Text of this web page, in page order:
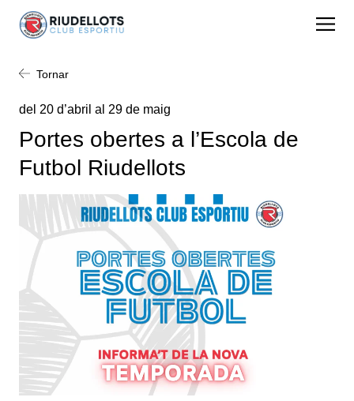
Tornar
del 20 d’abril al 29 de maig
Portes obertes a l’Escola de
Futbol Riudellots